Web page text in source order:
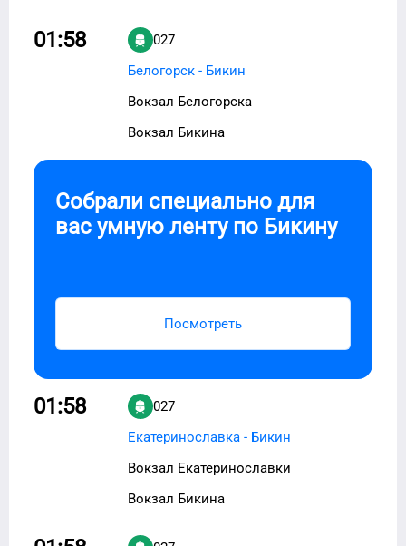
01:58
027
Белогорск - Бикин
Вокзал Белогорска
Вокзал Бикина
Собрали специально для
вас умную ленту по Бикину
Посмотреть
01:58
027
Екатеринославка - Бикин
Вокзал Екатеринославки
Вокзал Бикина